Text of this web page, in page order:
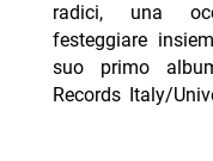
radici, una
festeggiare
suo primo
Records Italy/